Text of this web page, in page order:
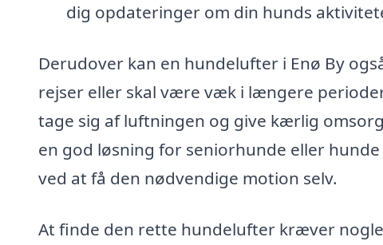
dig opdateringer om din hunds
Derudover kan en hundelufter i Enø By
rejser eller skal være væk i længere
tage sig af luftningen og give kærlig
en god løsning for seniorhunde eller
ved at få den nødvendige motion selv.
At finde den rette hundelufter kræver